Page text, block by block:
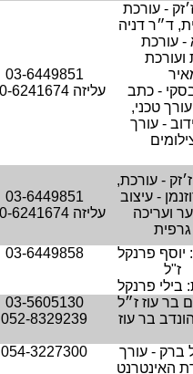
- עורכת
ד״ר דניה
- עורכת
- כתב
טכני,
- עורך
03-6449851
עליזה 050-6241674
- עורכת,
- עיצוב
ועריכה
גרפית
03-6449851
עליזה 050-6241674
יוסף פרנקל
ז"ל
בילי פרנקל
03-6449858
בר עוז ז״ל
בר עוז
03-5605130
052-8329239
ברק - עורך
האינטרנט
054-3227300